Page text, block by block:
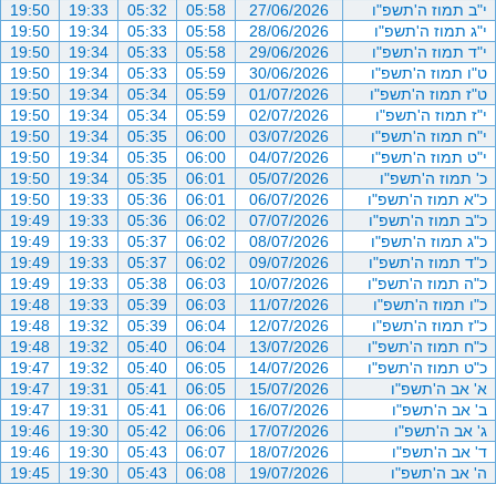
י"ב תמוז ה'תשפ"ו
27/06/2026
05:58
05:32
19:33
19:50
י"ג תמוז ה'תשפ"ו
28/06/2026
05:58
05:33
19:34
19:50
י"ד תמוז ה'תשפ"ו
29/06/2026
05:58
05:33
19:34
19:50
ט"ו תמוז ה'תשפ"ו
30/06/2026
05:59
05:33
19:34
19:50
ט"ז תמוז ה'תשפ"ו
01/07/2026
05:59
05:34
19:34
19:50
י"ז תמוז ה'תשפ"ו
02/07/2026
05:59
05:34
19:34
19:50
י"ח תמוז ה'תשפ"ו
03/07/2026
06:00
05:35
19:34
19:50
י"ט תמוז ה'תשפ"ו
04/07/2026
06:00
05:35
19:34
19:50
כ' תמוז ה'תשפ"ו
05/07/2026
06:01
05:35
19:34
19:50
כ"א תמוז ה'תשפ"ו
06/07/2026
06:01
05:36
19:33
19:50
כ"ב תמוז ה'תשפ"ו
07/07/2026
06:02
05:36
19:33
19:49
כ"ג תמוז ה'תשפ"ו
08/07/2026
06:02
05:37
19:33
19:49
כ"ד תמוז ה'תשפ"ו
09/07/2026
06:02
05:37
19:33
19:49
כ"ה תמוז ה'תשפ"ו
10/07/2026
06:03
05:38
19:33
19:49
כ"ו תמוז ה'תשפ"ו
11/07/2026
06:03
05:39
19:33
19:48
כ"ז תמוז ה'תשפ"ו
12/07/2026
06:04
05:39
19:32
19:48
כ"ח תמוז ה'תשפ"ו
13/07/2026
06:04
05:40
19:32
19:48
כ"ט תמוז ה'תשפ"ו
14/07/2026
06:05
05:40
19:32
19:47
א' אב ה'תשפ"ו
15/07/2026
06:05
05:41
19:31
19:47
ב' אב ה'תשפ"ו
16/07/2026
06:06
05:41
19:31
19:47
ג' אב ה'תשפ"ו
17/07/2026
06:06
05:42
19:30
19:46
ד' אב ה'תשפ"ו
18/07/2026
06:07
05:43
19:30
19:46
ה' אב ה'תשפ"ו
19/07/2026
06:08
05:43
19:30
19:45